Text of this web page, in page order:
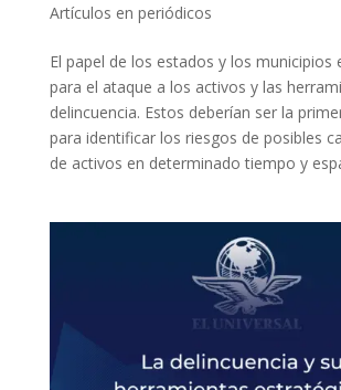
Artículos en periódicos
El papel de los estados y los municipios
para el ataque a los activos y las
delincuencia. Estos deberían ser la
para identificar los riesgos de posibles
de activos en determinado tiempo y